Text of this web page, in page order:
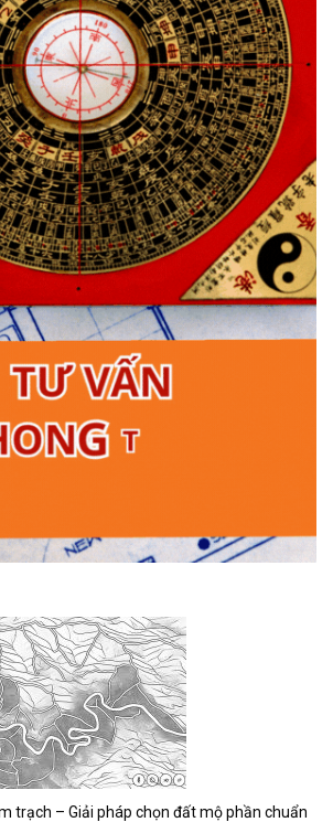
trạch – Giải pháp chọn đất mộ phần chuẩn